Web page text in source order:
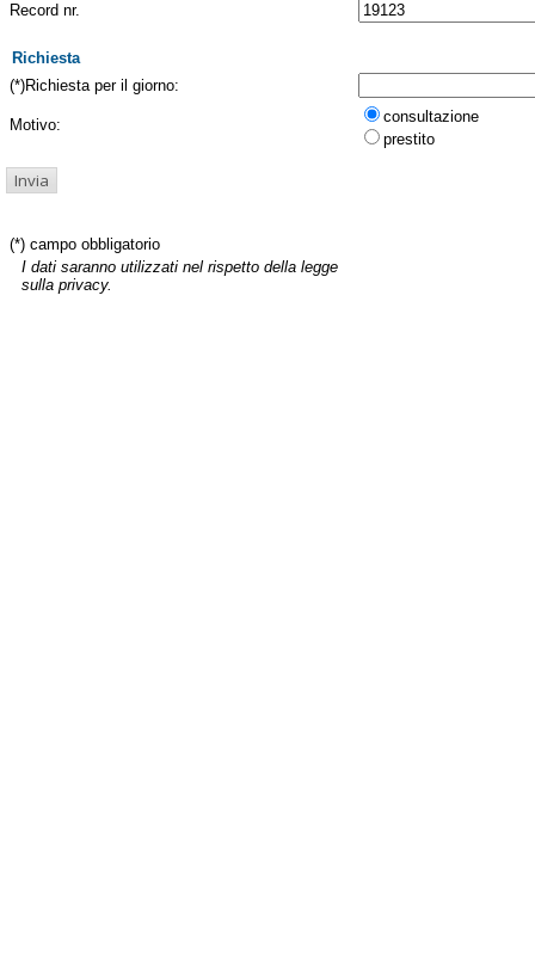
Record nr.
Richiesta
(*)Richiesta per il giorno:
Motivo:
consultazione
prestito
(*) campo obbligatorio
I dati saranno utilizzati nel rispetto della legge
sulla privacy.